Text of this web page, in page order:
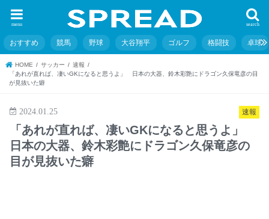
search
menu
おすすめ 競馬 野球 大谷翔平 ゴルフ 格闘技 卓球
HOME サッカー
速報
「あれが直れば、凄いGKになると思うよ」 日本の大器、鈴木彩艶にドラゴン久保竜彦の目
が見抜いた癖
速報
2024.01.25
「あれが直れば、凄いGKになると思うよ」
日本の大器、鈴木彩艶にドラゴン久保竜彦の
目が見抜いた癖